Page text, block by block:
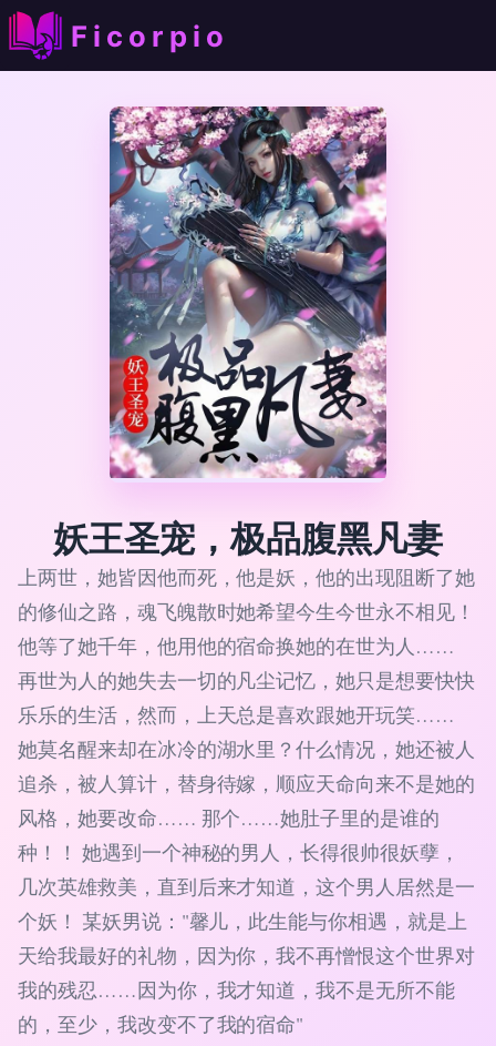
Ficorpio
妖王圣宠，极品腹黑凡妻
上两世，她皆因他而死，他是妖，他的出现阻断了她
的修仙之路，魂飞魄散时她希望今生今世永不相见！
他等了她千年，他用他的宿命换她的在世为人……
再世为人的她失去一切的凡尘记忆，她只是想要快快
乐乐的生活，然而，上天总是喜欢跟她开玩笑……
她莫名醒来却在冰冷的湖水里？什么情况，她还被人
追杀，被人算计，替身待嫁，顺应天命向来不是她的
风格，她要改命…… 那个……她肚子里的是谁的
种！！ 她遇到一个神秘的男人，长得很帅很妖孽，
几次英雄救美，直到后来才知道，这个男人居然是一
个妖！ 某妖男说："馨儿，此生能与你相遇，就是上
天给我最好的礼物，因为你，我不再憎恨这个世界对
我的残忍……因为你，我才知道，我不是无所不能
的，至少，我改变不了我的宿命"